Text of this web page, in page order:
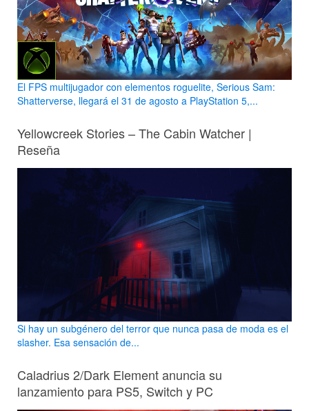
El FPS multijugador con elementos roguelite, Serious Sam:
Shatterverse, llegará el 31 de agosto a PlayStation 5,...
Yellowcreek Stories – The Cabin Watcher |
Reseña
Si hay un subgénero del terror que nunca pasa de moda es el
slasher. Esa sensación de...
Caladrius 2/Dark Element anuncia su
lanzamiento para PS5, Switch y PC